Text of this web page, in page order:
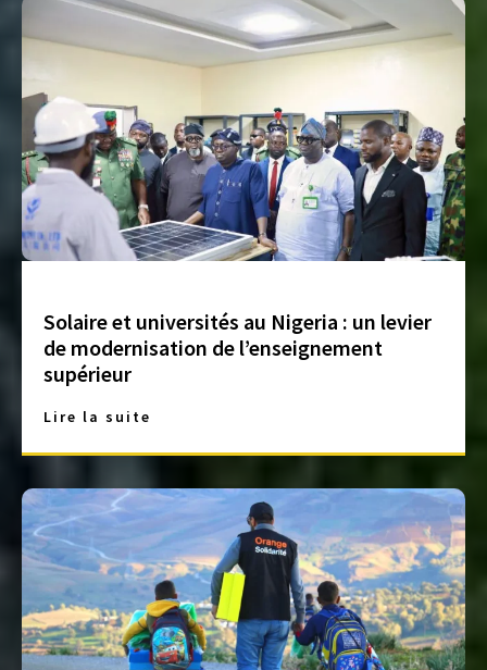
Solaire et universités au Nigeria : un levier
de modernisation de l’enseignement
supérieur
Lire la suite